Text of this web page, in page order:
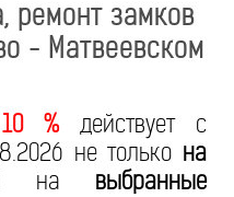
ремонт замков
- Матвеевском
% действует с
не только на
на выбранные